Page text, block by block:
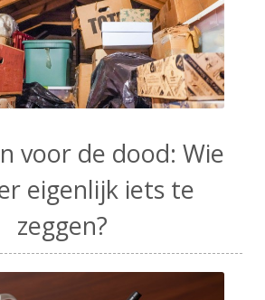
voor de dood: Wie
eigenlijk iets te
zeggen?